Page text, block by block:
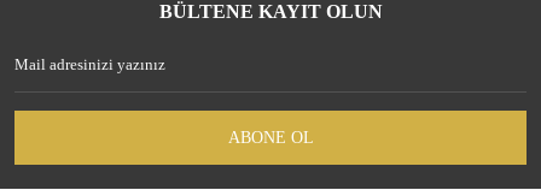
BÜLTENE KAYIT OLUN
ABONE OL